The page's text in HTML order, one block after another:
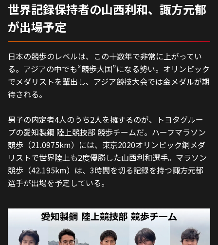
世界記録保持者の山西利和、諏方元郁
が出場予定
日本の競歩のレベルは、この十数年で非常に上がってい
る。アジアの中でも“競歩大国”になる勢い。オリンピック
でメダリストを輩出し、アジア競技大会では金メダルが期
待される。
男子の内定者4人のうち2人を擁するのが、トヨタグルー
プの愛知製鋼 陸上競技部 競歩チームだ。ハーフマラソン
競歩（21.0975km）には、東京2020オリンピック銅メダ
リストで世界陸上も2度優勝した山西利和選手。マラソン
競歩（42.195km）は、3時間を切る記録を持つ諏方元郁
選手が出場を予定している。